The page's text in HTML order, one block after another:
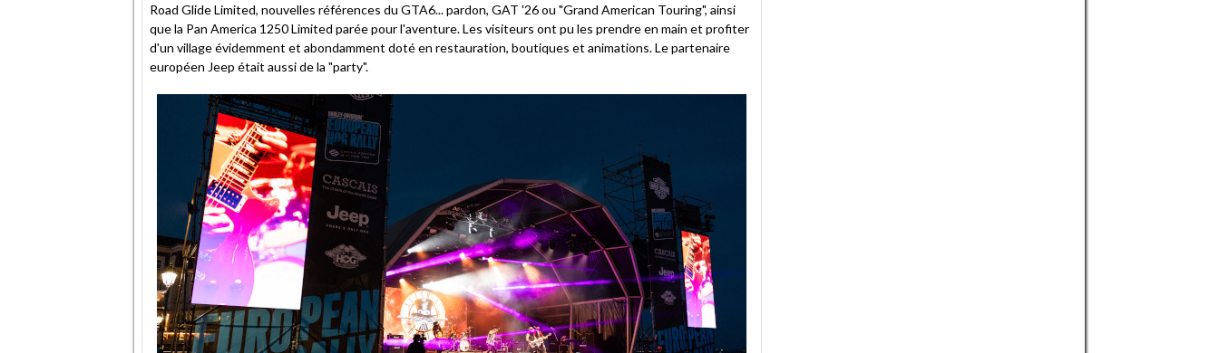
Road Glide Limited, nouvelles références du GTA6... pardon, GAT '26 ou "Grand American Touring", ainsi
que la Pan America 1250 Limited parée pour l'aventure. Les visiteurs ont pu les prendre en main et profiter
d'un village évidemment et abondamment doté en restauration, boutiques et animations. Le partenaire
européen Jeep était aussi de la "party".